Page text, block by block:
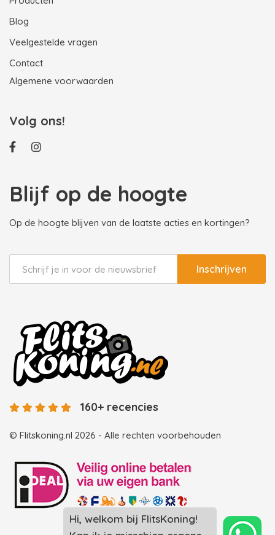
Hi, welkom bij FlitsKoning!
Blog
Veelgestelde vragen
Contact
Algemene voorwaarden
Volg ons!
Blijf op de hoogte
Op de hoogte blijven van de laatste acties en kortingen?
Inschrijven
© Flitskoning.nl 2026 - Alle rechten voorbehouden
160+ recencies
Landingspagina overzicht photobooths